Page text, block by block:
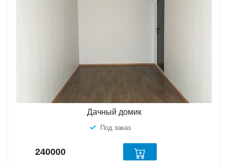
Дачный домик
Под заказ
240000